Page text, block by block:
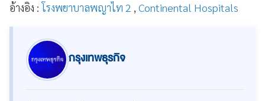
อ้างอิง :โรงพยาบาลพญาไท 2 , Continental Hospitals
กรุงเทพธุรกิจ